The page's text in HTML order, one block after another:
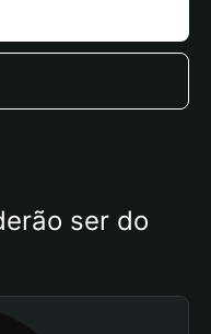
ser do